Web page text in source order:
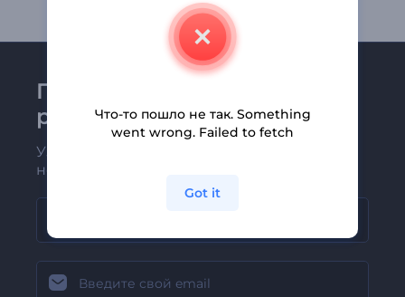
Присоединяйтесь к
рассылке Renderforest
Узнавайте о последних новостях и
новых предложениях первыми
Что-то пошло не так. Something
went wrong. Failed to fetch
Got it